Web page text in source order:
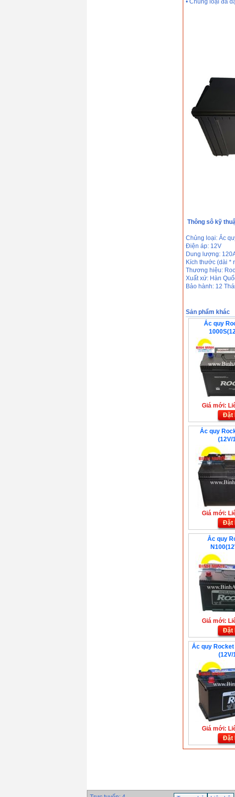
• Chủng loại đa
Thông sô kỹ
Chủng loại: Ắc
Điện áp: 12V
Dung lượng:
Kích thước (dài *
Thương hiệu:
Xuất xứ: Hàn
Bảo hành: 12
Sản phẩm khác
Ắc quy
Giá mới:
Đặt
Ắc quy
(12V/
Giá mới:
Đặt
Ắc quy
Giá mới:
Đặt
Ắc quy Rocket
(12V/
Giá mới:
Đặt